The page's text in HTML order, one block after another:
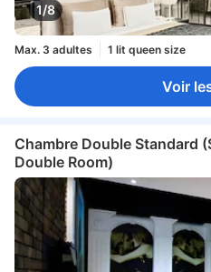
1/8
Max. 3 adultes 1 lit queen size
Voir
Chambre Double Standard
Double Room)